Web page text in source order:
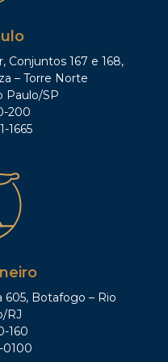
Conjuntos 167 e 168,
– Torre Norte
Paulo/SP
200
1665
605, Botafogo – Rio
RJ
160
0100